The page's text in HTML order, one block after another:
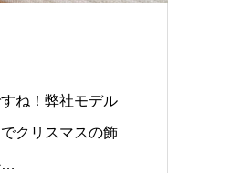
ね！弊社モデル
クリスマスの飾
…